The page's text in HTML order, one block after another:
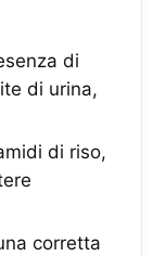
di
di urina,
di riso,
corretta